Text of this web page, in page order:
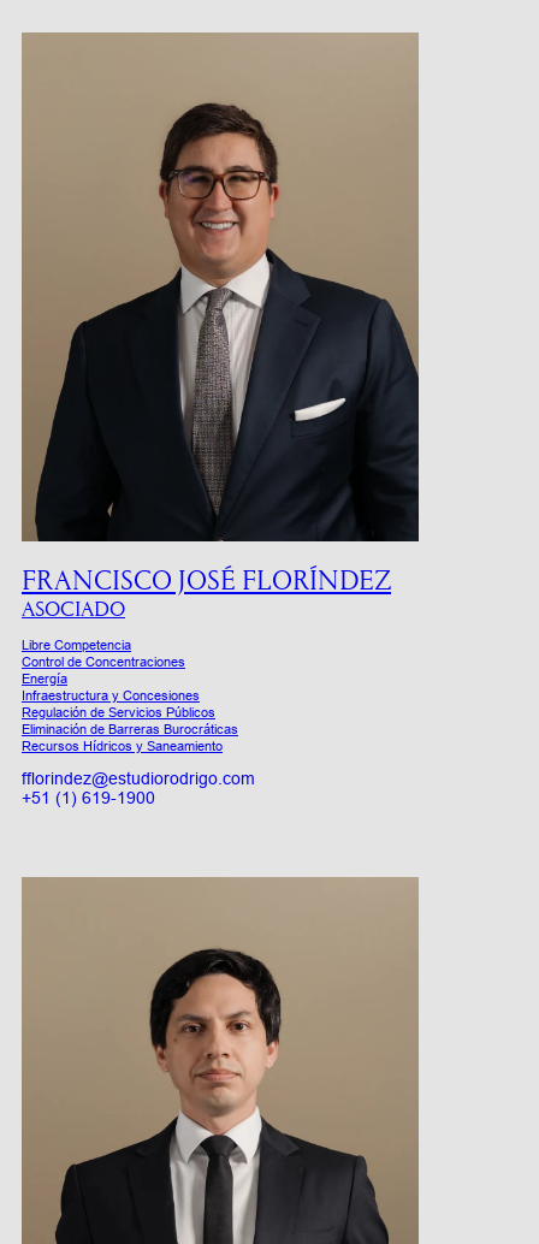
FRANCISCO JOSÉ FLORÍNDEZ
ASOCIADO
Libre Competencia
Control de Concentraciones
Energía
Infraestructura y Concesiones
Regulación de Servicios Públicos
Eliminación de Barreras Burocráticas
Recursos Hídricos y Saneamiento
fflorindez@estudiorodrigo.com
+51 (1) 619-1900